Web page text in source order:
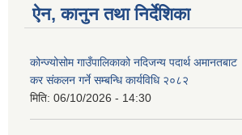
ऐन, कानुन तथा निर्देशिका
कोन्ज्योसोम गाउँपालिकाको नदिजन्य पदार्थ अमानतबाट
कर संकलन गर्ने सम्बन्धि कार्यविधि २०८२
मिति: 06/10/2026 - 14:30